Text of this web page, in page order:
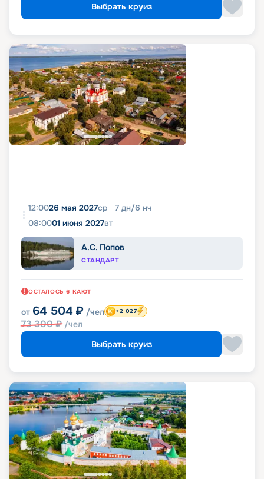
Выбрать круиз
12:0026 мая 2027ср 7 дн/6 нч
08:0001 июня 2027вт
А.С. Попов
СТАНДАРТ
ОСТАЛОСЬ 6 КАЮТ
от 64 504 ₽ /чел
73 300₽ /чел
+2 027
Выбрать круиз